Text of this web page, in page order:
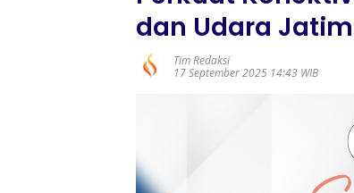
dan Udara Jatim
Tim Redaksi
17 September 2025 14:43 WIB